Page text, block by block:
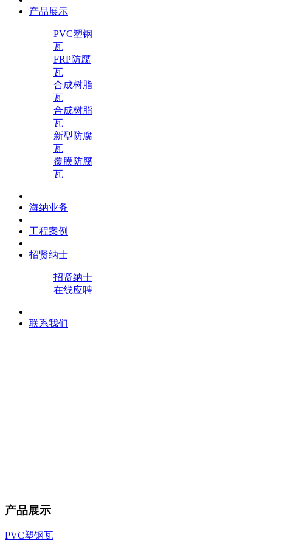
产品展示
PVC塑钢
瓦
FRP防腐
瓦
合成树脂
瓦
合成树脂
瓦
新型防腐
瓦
覆膜防腐
瓦
海纳业务
工程案例
招贤纳士
招贤纳士
在线应聘
联系我们
产品展示
PVC塑钢瓦